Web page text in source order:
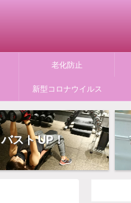
老化防止
新型コロナウイルス
バスト UP！